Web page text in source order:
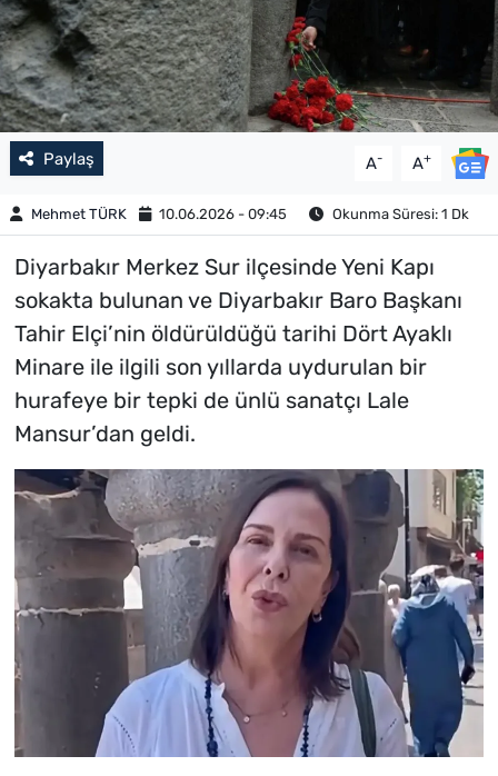
Paylaş A- A+
Mehmet TÜRK 10.06.2026 - 09:45 Okunma Süresi: 1 Dk
Diyarbakır Merkez Sur ilçesinde Yeni Kapı
sokakta bulunan ve Diyarbakır Baro Başkanı
Tahir Elçi’nin öldürüldüğü tarihi Dört Ayaklı
Minare ile ilgili son yıllarda uydurulan bir
hurafeye bir tepki de ünlü sanatçı Lale
Mansur’dan geldi.